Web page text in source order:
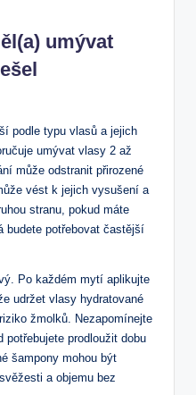
umývat
podle typu vlasů​ a jejich
umývat vlasy⁤ 2 až
může‌ odstranit přirozené
vést k ​jejich vysušení a
stranu, pokud máte
potřebovat častější
Po každém mytí ‍aplikujte
udržet ⁤vlasy hydratované
žmolků. Nezapomínejte
potřebujete ​prodloužit dobu⁤
šampony mohou být
a ⁣objemu bez